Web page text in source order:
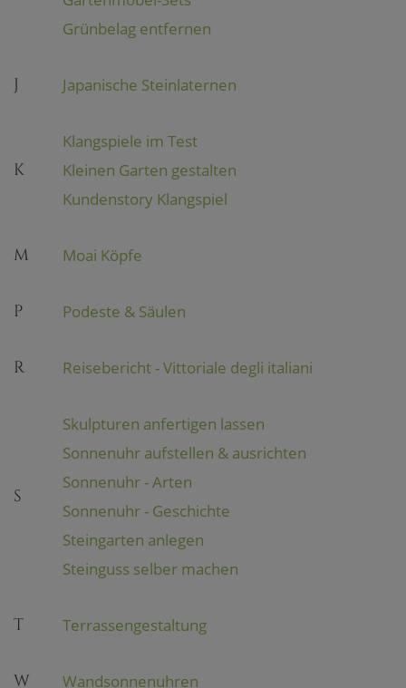
Grünbelag entfernen
J Japanische Steinlaternen
K
Klangspiele im Test
Kleinen Garten gestalten
Kundenstory Klangspiel
M Moai Köpfe
P Podeste & Säulen
R Reisebericht - Vittoriale degli italiani
S
Skulpturen anfertigen lassen
Sonnenuhr aufstellen & ausrichten
Sonnenuhr - Arten
Sonnenuhr - Geschichte
Steingarten anlegen
Steinguss selber machen
T Terrassengestaltung
W Wandsonnenuhren